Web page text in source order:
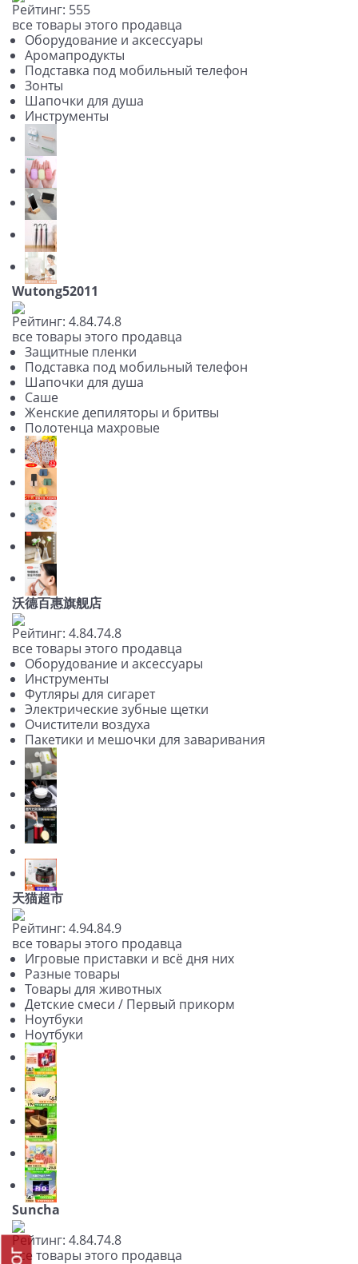
Рейтинг: 555
все товары этого продавца
Оборудование и аксессуары
Аромапродукты
Подставка под мобильный телефон
Зонты
Шапочки для душа
Инструменты
Wutong52011
Рейтинг: 4.84.74.8
все товары этого продавца
Защитные пленки
Подставка под мобильный телефон
Шапочки для душа
Саше
Женские депиляторы и бритвы
Полотенца махровые
沃德百惠旗舰店
Рейтинг: 4.84.74.8
все товары этого продавца
Оборудование и аксессуары
Инструменты
Футляры для сигарет
Электрические зубные щетки
Очистители воздуха
Пакетики и мешочки для заваривания
天猫超市
Рейтинг: 4.94.84.9
все товары этого продавца
Игровые приставки и всё дня них
Разные товары
Товары для животных
Детские смеси / Первый прикорм
Ноутбуки
Ноутбуки
Suncha
Рейтинг: 4.84.74.8
все товары этого продавца